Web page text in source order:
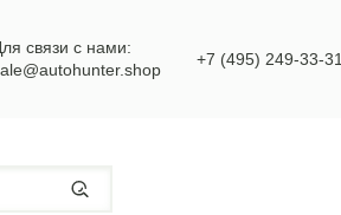
связи с нами:
+7 (495) 249-33-31